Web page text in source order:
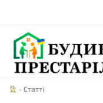
- Статті